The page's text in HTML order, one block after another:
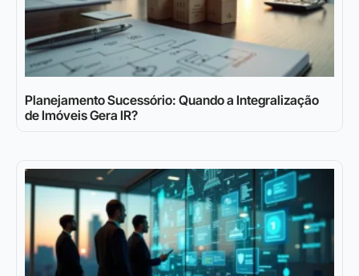
Planejamento Sucessório: Quando a Integralização
de Imóveis Gera IR?